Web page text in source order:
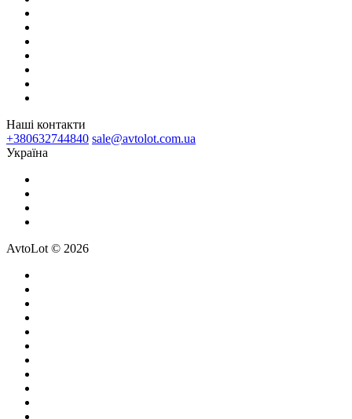
Наші контакти
+380632744840 sale@avtolot.com.ua
Українa
AvtoLot © 2026